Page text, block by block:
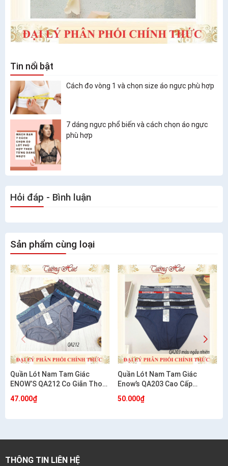
Tin nổi bật
Cách đo vòng 1 và chọn size áo ngực phù hợp
7 dáng ngực phổ biến và cách chọn áo ngực
phù hợp
Hỏi đáp - Bình luận
Sản phẩm cùng loại
Quần Lót Nam Tam Giác
ENOW’S QA212 Co Giãn Thoải
Mái Ôm Dáng
47.000₫
Quần Lót Nam Tam Giác
Enow’s QA203 Cao Cấp
Cotton Co Giãn 4 Chiều
50.000₫
THÔNG TIN LIÊN HỆ